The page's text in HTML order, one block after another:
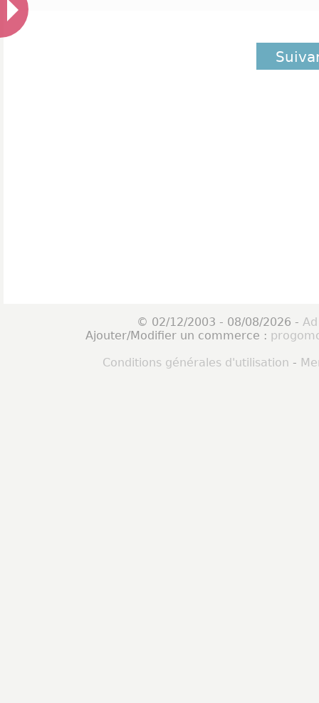
© 02/12/2003 - 08/08/2026 -
Ajouter/Modifier un commerce :
Conditions générales d'utilisation -